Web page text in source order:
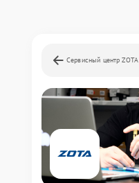
Сервисный центр ZOTA